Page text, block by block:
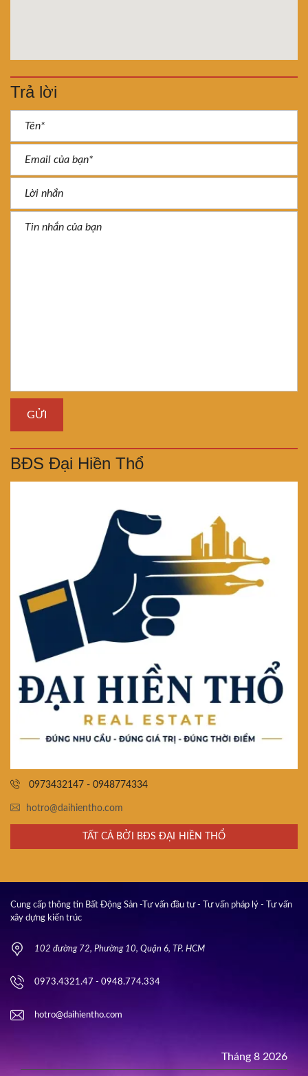
Trả lời
BĐS Đại Hiền Thổ
0973432147 - 0948774334
hotro@daihientho.com
TẤT CẢ BỞI BĐS ĐẠI HIỀN THỔ
Cung cấp thông tin Bất Động Sản -Tư vấn đầu tư - Tư vấn pháp lý - Tư vấn
xây dựng kiến trúc
102 đường 72, Phường 10, Quận 6, TP. HCM
0973.4321.47 - 0948.774.334
hotro@daihientho.com
Tháng 8 2026